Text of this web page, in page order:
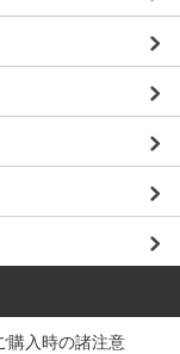
購入時の諸注意